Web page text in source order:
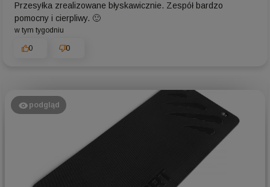
Przesyłka zrealizowane błyskawicznie. Zespół bardzo
pomocny i cierpliwy. 🙂
w tym tygodniu
0 0
podgląd